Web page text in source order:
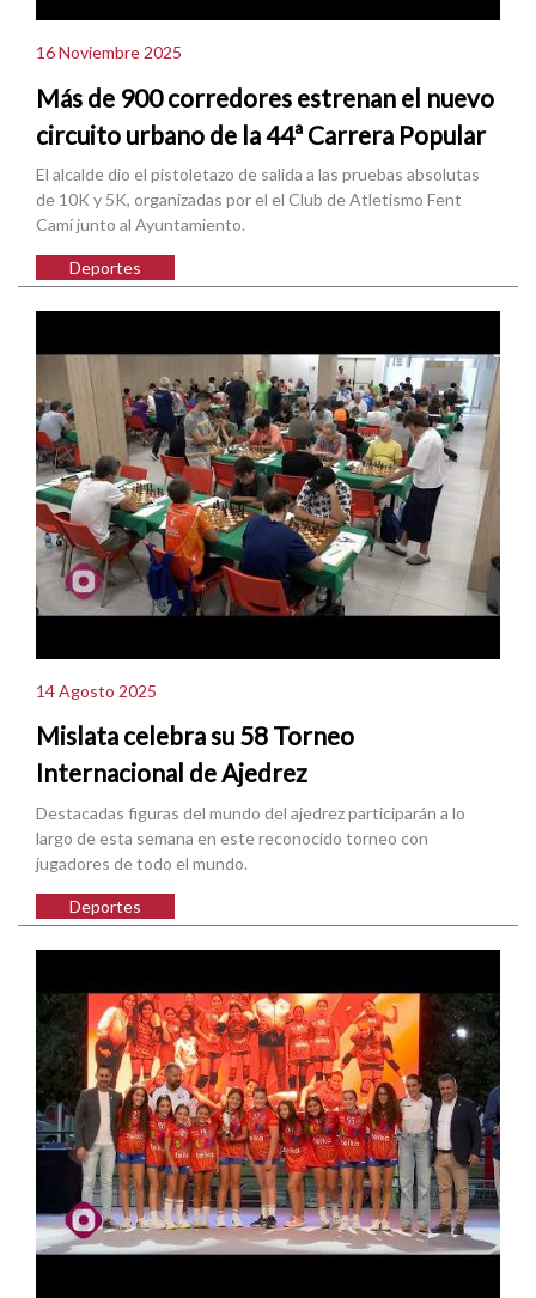
16 Noviembre 2025
Más de 900 corredores estrenan el nuevo
circuito urbano de la 44ª Carrera Popular
El alcalde dio el pistoletazo de salida a las pruebas absolutas
de 10K y 5K, organizadas por el el Club de Atletismo Fent
Camí junto al Ayuntamiento.
Deportes
14 Agosto 2025
Mislata celebra su 58 Torneo
Internacional de Ajedrez
Destacadas figuras del mundo del ajedrez participarán a lo
largo de esta semana en este reconocido torneo con
jugadores de todo el mundo.
Deportes